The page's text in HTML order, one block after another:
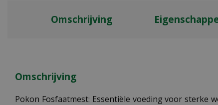
Omschrijving
Omschrijving
Pokon Fosfaatmest: Essentiële voeding voor sterke